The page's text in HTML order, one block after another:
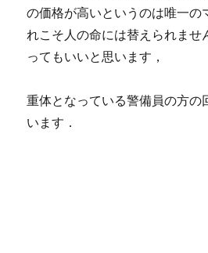
の価格が高いというのは唯一の
れこそ人の命には替えられませ
ってもいいと思います，
重体となっている警備員の方の
います．